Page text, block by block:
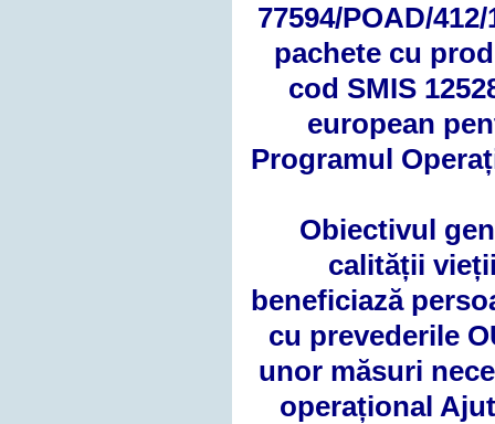
77594/POAD/
pachete cu
cod SMIS
european
Programul
Obiectivul
calității
beneficiază
cu prevederile
unor măsuri
operațional